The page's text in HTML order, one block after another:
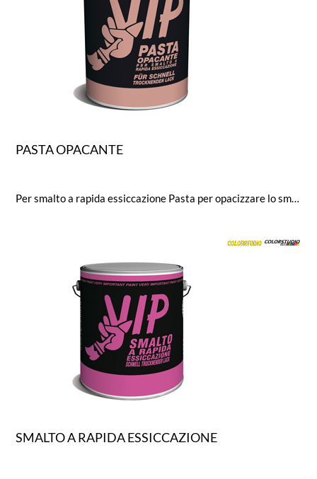
PASTA OPACANTE
Per smalto a rapida essiccazione Pasta per opacizzare lo smalto a rapida essiccazione. L’additivo conferisce una piacevole ed uniforme finitura opaca allo smalto senza alterarne le caratteristiche di resistenza agli agenti atmosferici.
SMALTO A RAPIDA ESSICCAZIONE